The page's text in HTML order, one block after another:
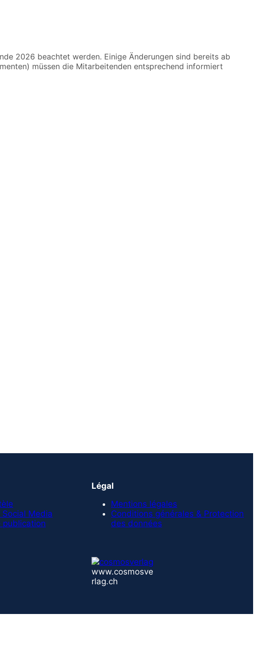
2026 beachtet werden. Einige Änderungen sind bereits ab
müssen die Mitarbeitenden entsprechend informiert
Media
publication
Légal
Mentions légales
Conditions générales & Protection
des données
www.cosmosve
rlag.ch